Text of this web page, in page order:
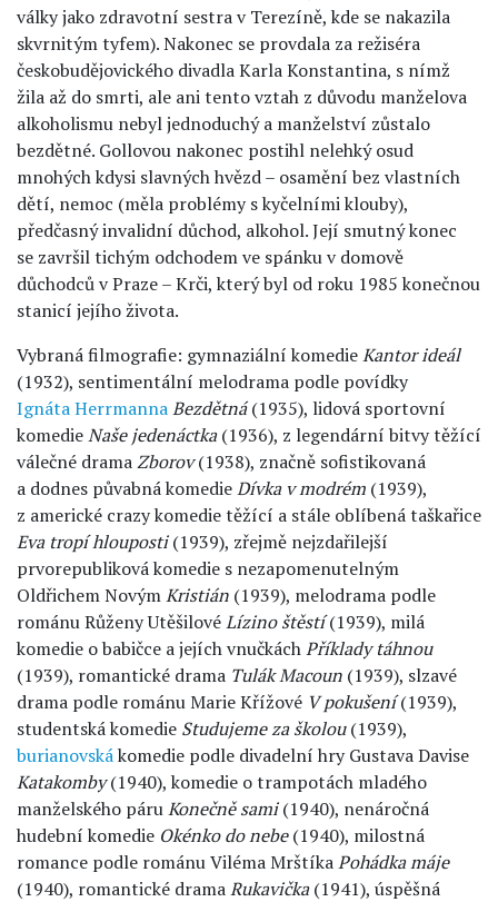
války jako zdravotní sestra v Terezíně, kde se nakazila
skvrnitým tyfem). Nakonec se provdala za režiséra
českobudějovického divadla Karla Konstantina, s nímž
žila až do smrti, ale ani tento vztah z důvodu manželova
alkoholismu nebyl jednoduchý a manželství zůstalo
bezdětné. Gollovou nakonec postihl nelehký osud
mnohých kdysi slavných hvězd – osamění bez vlastních
dětí, nemoc (měla problémy s kyčelními klouby),
předčasný invalidní důchod, alkohol. Její smutný konec
se završil tichým odchodem ve spánku v domově
důchodců v Praze – Krči, který byl od roku 1985 konečnou
stanicí jejího života.
Vybraná filmografie: gymnaziální komedieKantor ideál
(1932), sentimentální melodrama podle povídky
Ignáta HerrmannaBezdětná(1935), lidová sportovní
komedieNaše jedenáctka(1936), z legendární bitvy těžící
válečné dramaZborov(1938), značně sofistikovaná
a dodnes půvabná komedieDívka v modrém (1939),
z americké crazy komedie těžící a stále oblíbená taškařice
Eva tropí hlouposti(1939), zřejmě nejzdařilejší
prvorepubliková komedie s nezapomenutelným
Oldřichem NovýmKristián (1939), melodrama podle
románu Růženy UtěšilovéLízino štěstí(1939), milá
komedie o babičce a jejích vnučkáchPříklady táhnou
(1939), romantické drama Tulák Macoun (1939), slzavé
drama podle románu Marie Křížové V pokušení(1939),
studentská komedie Studujeme za školou(1939),
burianovskákomedie podle divadelní hry Gustava Davise
Katakomby(1940), komedie o trampotách mladého
manželského páruKonečně sami(1940), nenáročná
hudební komedie Okénko do nebe(1940), milostná
romance podle románu Viléma MrštíkaPohádka máje
(1940), romantické dramaRukavička(1941), úspěšná